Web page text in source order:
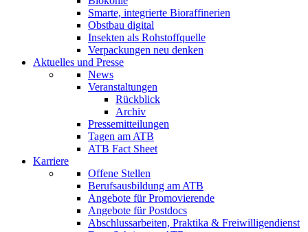
Smarte, integrierte Bioraffinerien
Obstbau digital
Insekten als Rohstoffquelle
Verpackungen neu denken
Aktuelles und Presse
News
Veranstaltungen
Rückblick
Archiv
Pressemitteilungen
Tagen am ATB
ATB Fact Sheet
Karriere
Offene Stellen
Berufsausbildung am ATB
Angebote für Promovierende
Angebote für Postdocs
Abschlussarbeiten, Praktika & Freiwilligendienst